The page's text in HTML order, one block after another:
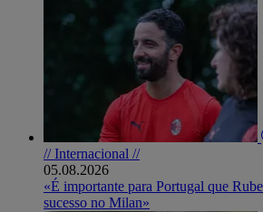
// Internacional //
05.08.2026
«É importante para Portugal que
sucesso no Milan»